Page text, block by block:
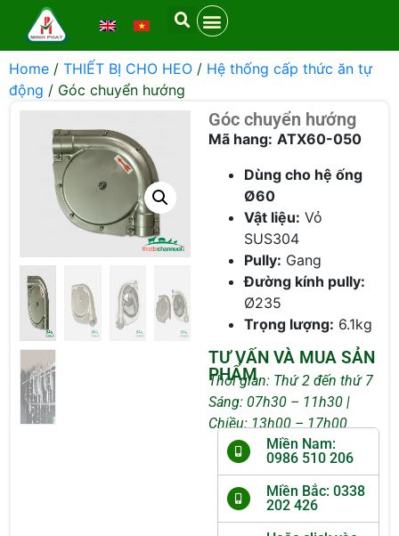
Home / THIẾT BỊ CHO HEO / Hệ thống cấp thức ăn tự
động / Góc chuyển hướng
Góc chuyển hướng
Mã hang: ATX60-050
Dùng cho hệ ống
Ø60
Vật liệu: Vỏ
SUS304
Pully: Gang
Đường kính pully:
Ø235
Trọng lượng: 6.1kg
TƯ VẤN VÀ MUA SẢN
PHẨM
Thời gian: Thứ 2 đến thứ 7
Sáng: 07h30 – 11h30 |
Chiều: 13h00 – 17h00
Miền Nam:
0986 510 206
Miền Bắc: 0338
202 426